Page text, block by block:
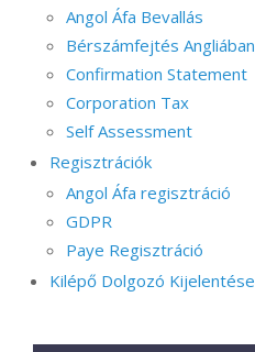
Angol Áfa Bevallás
Bérszámfejtés Angliában
Confirmation Statement
Corporation Tax
Self Assessment
Regisztrációk
Angol Áfa regisztráció
GDPR
Paye Regisztráció
Kilépő Dolgozó Kijelentése